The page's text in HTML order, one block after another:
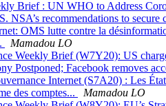
Brief : UN WHO to Address
recommendations to secure
OMS lutte contre la
Mamadou LO
Weekly Brief (W7Y20): US
Postponed; Facebook removes
Internet (S7A20) : Les
des comptes...
Mamadou LO